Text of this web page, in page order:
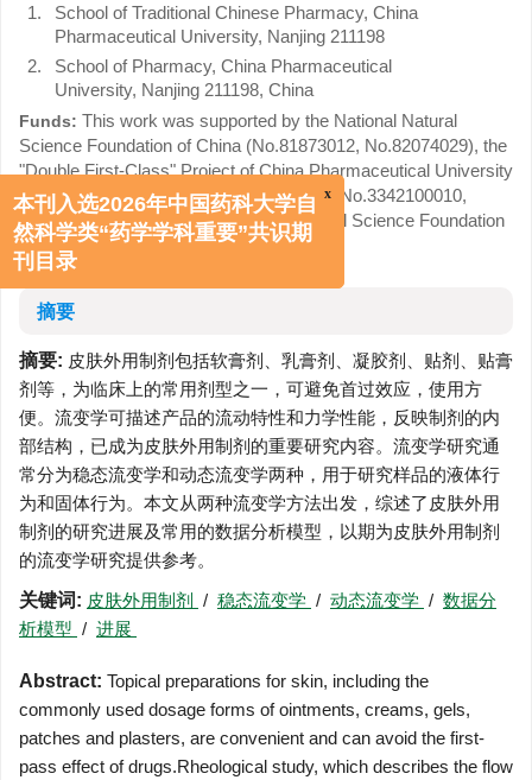
1.
School of Traditional Chinese Pharmacy, China
Pharmaceutical University, Nanjing 211198
2.
School of Pharmacy, China Pharmaceutical
University, Nanjing 211198, China
Funds: This work was supported by the National Natural
Science Foundation of China (No.81873012, No.82074029), the
"Double First-Class" Project of China Pharmaceutical University
(No.CPU2018GY11, No.CPU2018GY27, No.3342100010,
No.2632021ZD15) and China Postdoctoral Science Foundation
(No.2021M693517)
摘要
摘要: 皮肤外用制剂包括软膏剂、乳膏剂、凝胶剂、贴剂、贴膏
剂等，为临床上的常用剂型之一，可避免首过效应，使用方
便。流变学可描述产品的流动特性和力学性能，反映制剂的内
部结构，已成为皮肤外用制剂的重要研究内容。流变学研究通
常分为稳态流变学和动态流变学两种，用于研究样品的液体行
为和固体行为。本文从两种流变学方法出发，综述了皮肤外用
制剂的研究进展及常用的数据分析模型，以期为皮肤外用制剂
的流变学研究提供参考。
关键词: 皮肤外用制剂 / 稳态流变学 / 动态流变学 / 数据分
析模型 / 进展
Abstract: Topical preparations for skin, including the
commonly used dosage forms of ointments, creams, gels,
patches and plasters, are convenient and can avoid the first-
pass effect of drugs.Rheological study, which describes the flow
x
本刊入选2026年中国药科大学自
然科学类“药学学科重要”共识期
刊目录